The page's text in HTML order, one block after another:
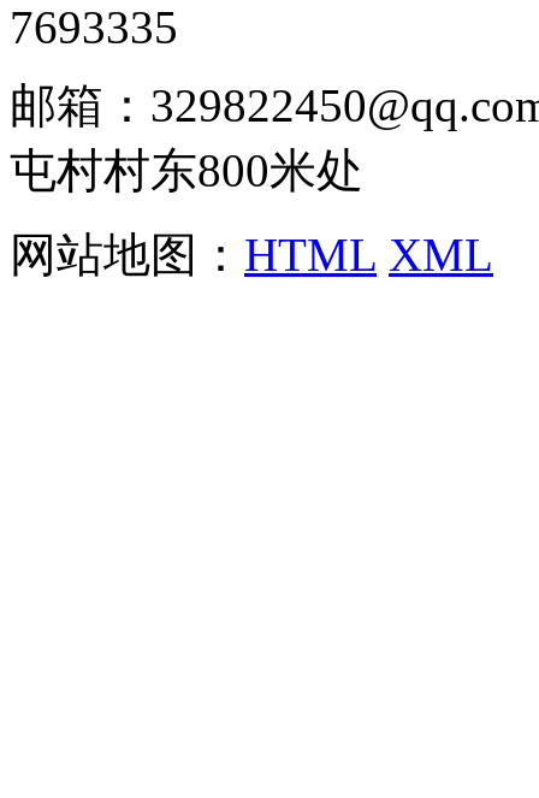
7693335
邮箱：
屯村村东800米处
网站地图： HTML XML